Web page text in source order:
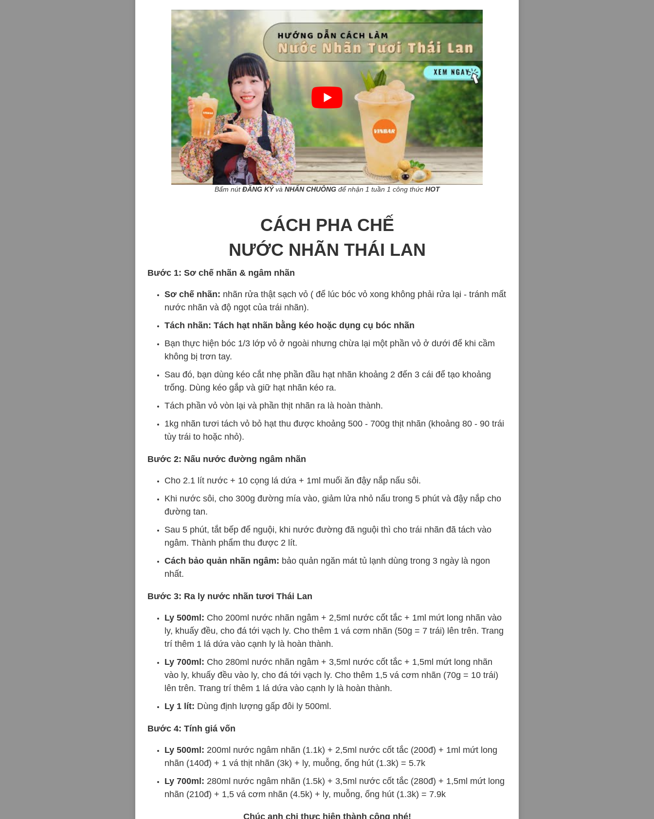
Bấm nútĐĂNG KÝvà NHẤN CHUÔNG để nhận 1 tuần 1 công thứcHOT
CÁCH PHA CHẾ
NƯỚC NHÃN THÁI LAN
Bước 1: Sơ chế nhãn & ngâm nhãn
Sơ chế nhãn: nhãn rửa thật sạch vỏ ( để lúc bóc vỏ xong không phải rửa lại - tránh mất
nước nhãn và độ ngọt của trái nhãn).
Tách nhãn: Tách hạt nhãn bằng kéo hoặc dụng cụ bóc nhãn
Bạn thực hiện bóc 1/3 lớp vỏ ở ngoài nhưng chừa lại một phần vỏ ở dưới để khi cầm
không bị trơn tay.
Sau đó, bạn dùng kéo cắt nhẹ phần đầu hạt nhãn khoảng 2 đến 3 cái để tạo khoảng
trống. Dùng kéo gắp và giữ hạt nhãn kéo ra.
Tách phần vỏ vòn lại và phần thịt nhãn ra là hoàn thành.
1kg nhãn tươi tách vỏ bỏ hạt thu được khoảng 500 - 700g thịt nhãn (khoảng 80 - 90 trái
tùy trái to hoặc nhỏ).
Bước 2: Nấu nước đường ngâm nhãn
Cho 2.1 lít nước + 10 cọng lá dứa + 1ml muối ăn đậy nắp nấu sôi.
Khi nước sôi, cho 300g đường mía vào, giảm lửa nhỏ nấu trong 5 phút và đậy nắp cho
đường tan.
Sau 5 phút, tắt bếp để nguội, khi nước đường đã nguội thì cho trái nhãn đã tách vào
ngâm. Thành phẩm thu được 2 lít.
Cách bảo quản nhãn ngâm: bảo quản ngăn mát tủ lạnh dùng trong 3 ngày là ngon
nhất.
Bước 3: Ra ly nước nhãn tươi Thái Lan
Ly 500ml: Cho 200ml nước nhãn ngâm + 2,5ml nước cốt tắc + 1ml mứt long nhãn vào
ly, khuấy đều, cho đá tới vạch ly. Cho thêm 1 vá cơm nhãn (50g = 7 trái) lên trên. Trang
trí thêm 1 lá dứa vào cạnh ly là hoàn thành.
Ly 700ml: Cho 280ml nước nhãn ngâm + 3,5ml nước cốt tắc + 1,5ml mứt long nhãn
vào ly, khuấy đều vào ly, cho đá tới vạch ly. Cho thêm 1,5 vá cơm nhãn (70g = 10 trái)
lên trên. Trang trí thêm 1 lá dứa vào cạnh ly là hoàn thành.
Ly 1 lít: Dùng định lượng gấp đôi ly 500ml.
Bước 4: Tính giá vốn
Ly 500ml: 200ml nước ngâm nhãn (1.1k) + 2,5ml nước cốt tắc (200đ) + 1ml mứt long
nhãn (140đ) + 1 vá thịt nhãn (3k) + ly, muỗng, ống hút (1.3k) = 5.7k
Ly 700ml: 280ml nước ngâm nhãn (1.5k) + 3,5ml nước cốt tắc (280đ) + 1,5ml mứt long
nhãn (210đ) + 1,5 vá cơm nhãn (4.5k) + ly, muỗng, ống hút (1.3k) = 7.9k
Chúc anh chị thực hiện thành công nhé!